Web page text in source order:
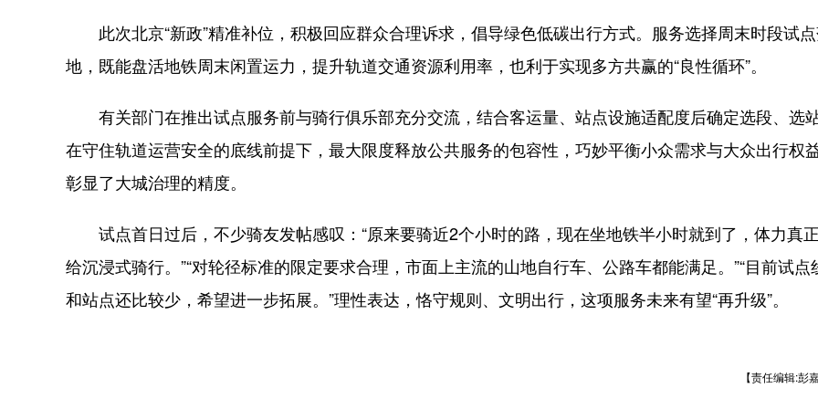
此次北京“新政”精准补位，积极回应群众合理诉求，倡导绿色低碳出行方式。服务选择周末时段试
地，既能盘活地铁周末闲置运力，提升轨道交通资源利用率，也利于实现多方共赢的“良性循环”。
有关部门在推出试点服务前与骑行俱乐部充分交流，结合客运量、站点设施适配度后确定选段、选站
在守住轨道运营安全的底线前提下，最大限度释放公共服务的包容性，巧妙平衡小众需求与大众出行权
彰显了大城治理的精度。
试点首日过后，不少骑友发帖感叹：“原来要骑近2个小时的路，现在坐地铁半小时就到了，体力真
给沉浸式骑行。”“对轮径标准的限定要求合理，市面上主流的山地自行车、公路车都能满足。”“目前试点
和站点还比较少，希望进一步拓展。”理性表达，恪守规则、文明出行，这项服务未来有望“再升级”。
【责任编辑:彭